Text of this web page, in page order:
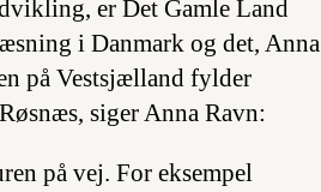
er Det Gamle Land
i Danmark og det, Anna
på Vestsjælland fylder
siger Anna Ravn:
på vej. For eksempel